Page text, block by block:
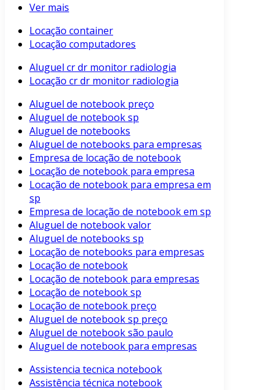
Ver mais
Locação container
Locação computadores
Aluguel cr dr monitor radiologia
Locação cr dr monitor radiologia
Aluguel de notebook preço
Aluguel de notebook sp
Aluguel de notebooks
Aluguel de notebooks para empresas
Empresa de locação de notebook
Locação de notebook para empresa
Locação de notebook para empresa em
sp
Empresa de locação de notebook em sp
Aluguel de notebook valor
Aluguel de notebooks sp
Locação de notebooks para empresas
Locação de notebook
Locação de notebook para empresas
Locação de notebook sp
Locação de notebook preço
Aluguel de notebook sp preço
Aluguel de notebook são paulo
Aluguel de notebook para empresas
Assistencia tecnica notebook
Assistência técnica notebook